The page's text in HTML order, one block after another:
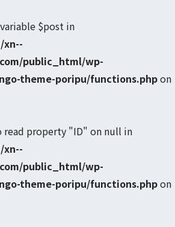
$post in
xn--
public_html/wp-
theme-poripu/functions.phpon
property "ID" on null in
xn--
public_html/wp-
theme-poripu/functions.phpon